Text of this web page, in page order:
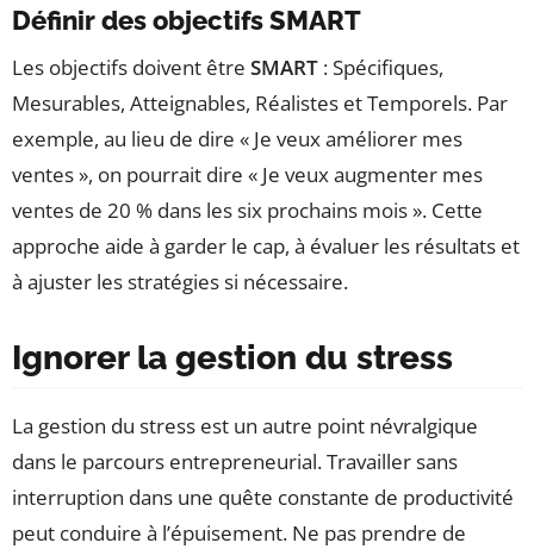
Définir des objectifs SMART
Les objectifs doivent être SMART : Spécifiques,
Mesurables, Atteignables, Réalistes et Temporels. Par
exemple, au lieu de dire « Je veux améliorer mes
ventes », on pourrait dire « Je veux augmenter mes
ventes de 20 % dans les six prochains mois ». Cette
approche aide à garder le cap, à évaluer les résultats et
à ajuster les stratégies si nécessaire.
Ignorer la gestion du stress
La gestion du stress est un autre point névralgique
dans le parcours entrepreneurial. Travailler sans
interruption dans une quête constante de productivité
peut conduire à l’épuisement. Ne pas prendre de